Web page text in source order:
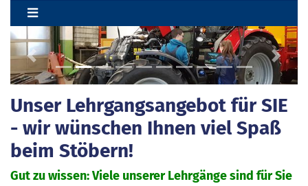
Previous Next
Unser Lehrgangsangebot für SIE
- wir wünschen Ihnen viel Spaß
beim Stöbern!
Gut zu wissen: Viele unserer Lehrgänge sind für Sie